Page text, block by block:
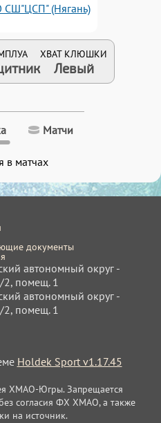
(Нягань)
ХВАТ КЛЮШКИ
Левый
Матчи
в матчах
документы
автономный округ -
2, помещ. 1
автономный округ -
2, помещ. 1
Holdek Sport v1.17.45
ХМАО-Югры. Запрещается
согласия ФХ ХМАО, а также
на источник.